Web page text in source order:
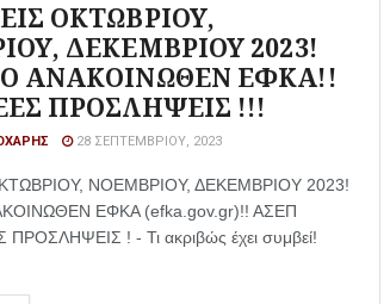
ΟΚΤΩΒΡΙΟΥ,
ΔΕΚΕΜΒΡΙΟΥ 2023!
ΑΝΑΚΟΙΝΩΘΕΝ ΕΦΚΑ!!
ΠΡΟΣΛΗΨΕΙΣ !!!
28 ΣΕΠΤΕΜΒΡΊΟΥ, 2023
ΝΟΕΜΒΡΙΟΥ, ΔΕΚΕΜΒΡΙΟΥ 2023!
ΕΦΚΑ (efka.gov.gr)!! ΑΣΕΠ
! - Τι ακριβώς έχει συμβεί!